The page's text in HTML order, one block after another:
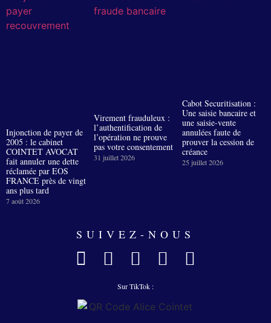
Injonction de payer de
2005 : le cabinet
COINTET AVOCAT
fait annuler une dette
réclamée par EOS
FRANCE près de vingt
ans plus tard
7 août 2026
Virement frauduleux :
l’authentification de
l’opération ne prouve
pas votre consentement
31 juillet 2026
Cabot Securitisation :
Une saisie bancaire et
une saisie-vente
annulées faute de
prouver la cession de
créance
25 juillet 2026
SUIVEZ-NOUS
Sur TikTok :